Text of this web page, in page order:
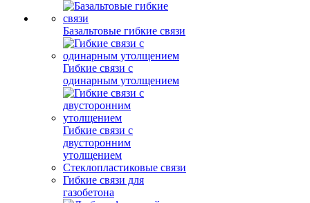
Базальтовые гибкие связи
Гибкие связи с
одинарным утолщением
Гибкие связи с
двусторонним
утолщением
Стеклопластиковые связи
Гибкие связи для
газобетона